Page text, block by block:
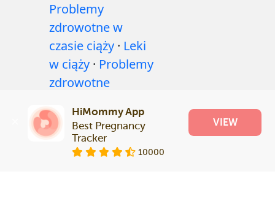
Problemy
zdrowotne w
czasie ciąży · Leki
w ciąży · Problemy
zdrowotne
Artykuły·Polityka
redakcyjna
HiMommy App
Best Pregnancy
Tracker
10000
VIEW